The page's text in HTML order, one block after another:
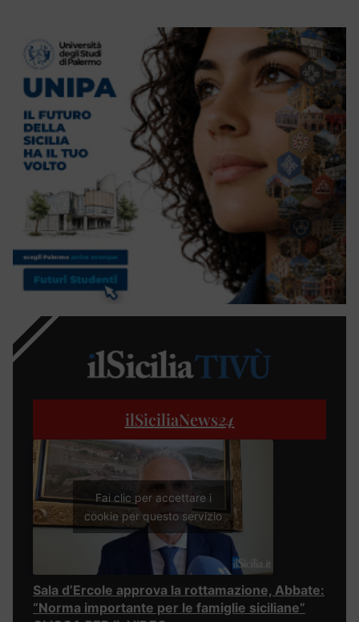
ilSiciliaNews24
Fai clic per accettare i
cookie per questo servizio
Sala d’Ercole approva la rottamazione, Abbate:
“Norma importante per le famiglie siciliane”